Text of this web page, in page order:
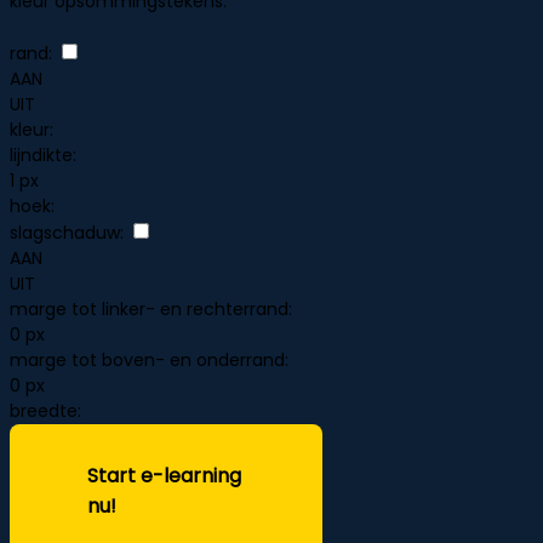
rand:
AAN
UIT
kleur:
lijndikte:
1 px
hoek:
slagschaduw:
AAN
UIT
marge tot linker- en rechterrand:
0 px
marge tot boven- en onderrand:
0 px
breedte:
Start e-learning
nu!